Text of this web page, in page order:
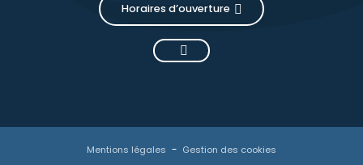
Horaires d’ouverture
Mentions légales Gestion des cookies